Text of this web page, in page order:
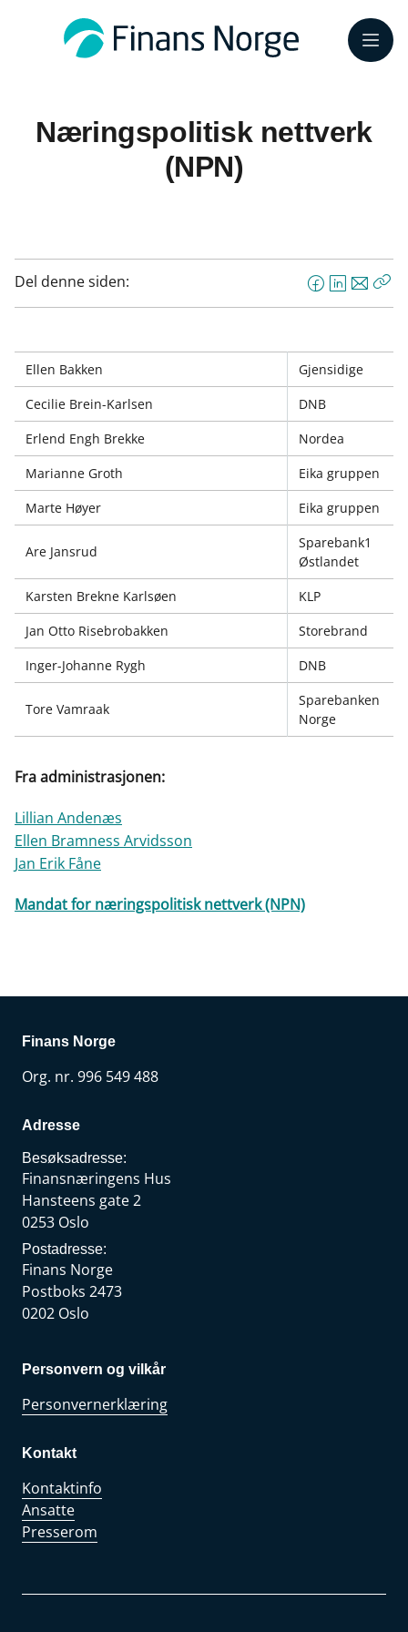
Meny
Næringspolitisk nettverk
(NPN)
Del denne siden:
F
a
e
b
o
o
k
L
i
k
e
I
n
E
-
o
s
Ellen Bakken
Gjensidige
Cecilie Brein-Karlsen
DNB
Erlend Engh Brekke
Nordea
Marianne Groth
Eika gruppen
Marte Høyer
Eika gruppen
Are Jansrud
Sparebank1
Østlandet
Karsten Brekne Karlsøen
KLP
Jan Otto Risebrobakken
Storebrand
Inger-Johanne Rygh
DNB
Tore Vamraak
Sparebanken
Norge
Fra administrasjonen:
Lillian Andenæs
Ellen Bramness Arvidsson
Jan Erik Fåne
Mandat for næringspolitisk nettverk (NPN)
Finans Norge
Org. nr. 996 549 488
Adresse
Besøksadresse:
Finansnæringens Hus
Hansteens gate 2
0253 Oslo
Postadresse:
Finans Norge
Postboks 2473
0202 Oslo
Personvern og vilkår
Personvernerklæring
Kontakt
Kontaktinfo
Ansatte
Presserom